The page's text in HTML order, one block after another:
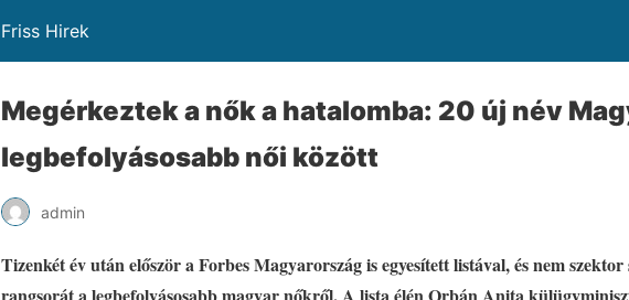
Friss Hirek
Megérkeztek a nők a hatalomba: 20 új név
legbefolyásosabb női között
admin
Tizenkét év után először a Forbes Magyarország is egyesített listával, és nem